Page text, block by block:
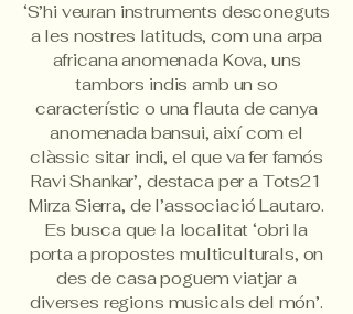
‘S’hi veuran instruments desconeguts
a les nostres latituds, com una arpa
africana anomenada Kova, uns
tambors indis amb un so
característic o una flauta de canya
anomenada bansui, així com el
clàssic sitar indi, el que va fer famós
Ravi Shankar’, destaca per a Tots21
Mirza Sierra, de l’associació Lautaro.
Es busca que la localitat ‘obri la
porta a propostes multiculturals, on
des de casa poguem viatjar a
diverses regions musicals del món’.